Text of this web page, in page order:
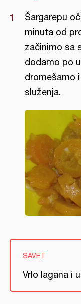
Šargarepu
minuta od
začinimo sa
dodamo po
dromešamo
služenja.
SAVET
Vrlo lagana i